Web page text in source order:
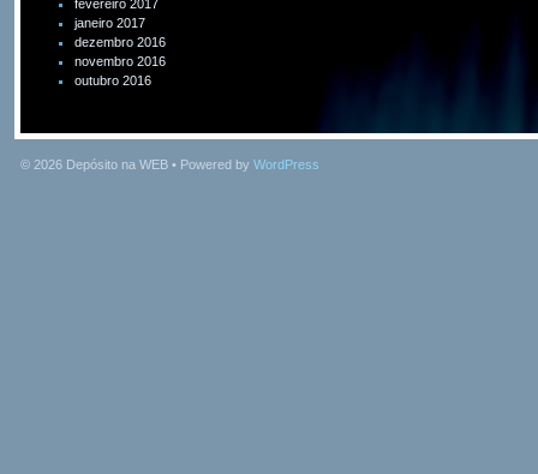
fevereiro 2017
janeiro 2017
dezembro 2016
novembro 2016
outubro 2016
© 2026 Depósito na WEB • Powered by WordPress